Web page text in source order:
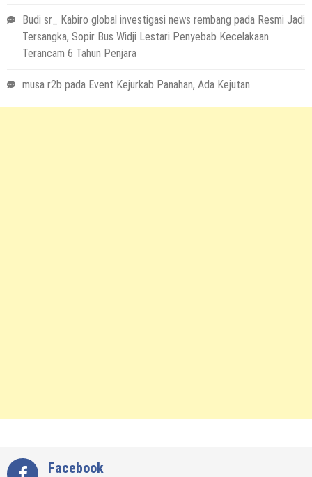
Suyuthi
26 November 2021 bymusa r2b
HEADLINE
Wartawan, Se Indonesia Luluskan Lebih
Dari 20 Ribu Orang
Budi sr_ Kabiro global investigasi news rembang pada Resmi Jadi
Tersangka, Sopir Bus Widji Lestari Penyebab Kecelakaan
Terancam 6 Tahun Penjara
musa r2b pada Event Kejurkab Panahan, Ada Kejutan
Facebook